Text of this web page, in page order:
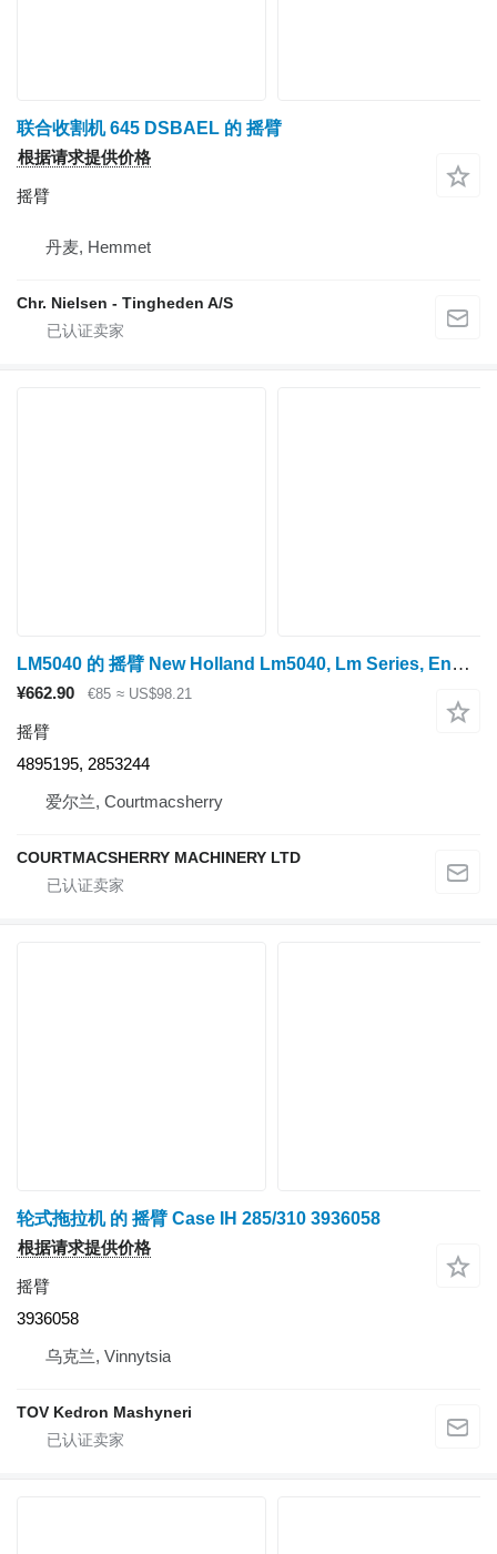
联合收割机 645 DSBAEL 的 摇臂
根据请求提供价格
摇臂
丹麦, Hemmet
Chr. Nielsen - Tingheden A/S
LM5040 的 摇臂 New Holland Lm5040, Lm Series, Engine Rocker Kit 4895195, 2853244
¥662.90 €85 ≈ US$98.21
摇臂
4895195, 2853244
爱尔兰, Courtmacsherry
COURTMACSHERRY MACHINERY LTD
轮式拖拉机 的 摇臂 Case IH 285/310 3936058
根据请求提供价格
摇臂
3936058
乌克兰, Vinnytsia
TOV Kedron Mashyneri